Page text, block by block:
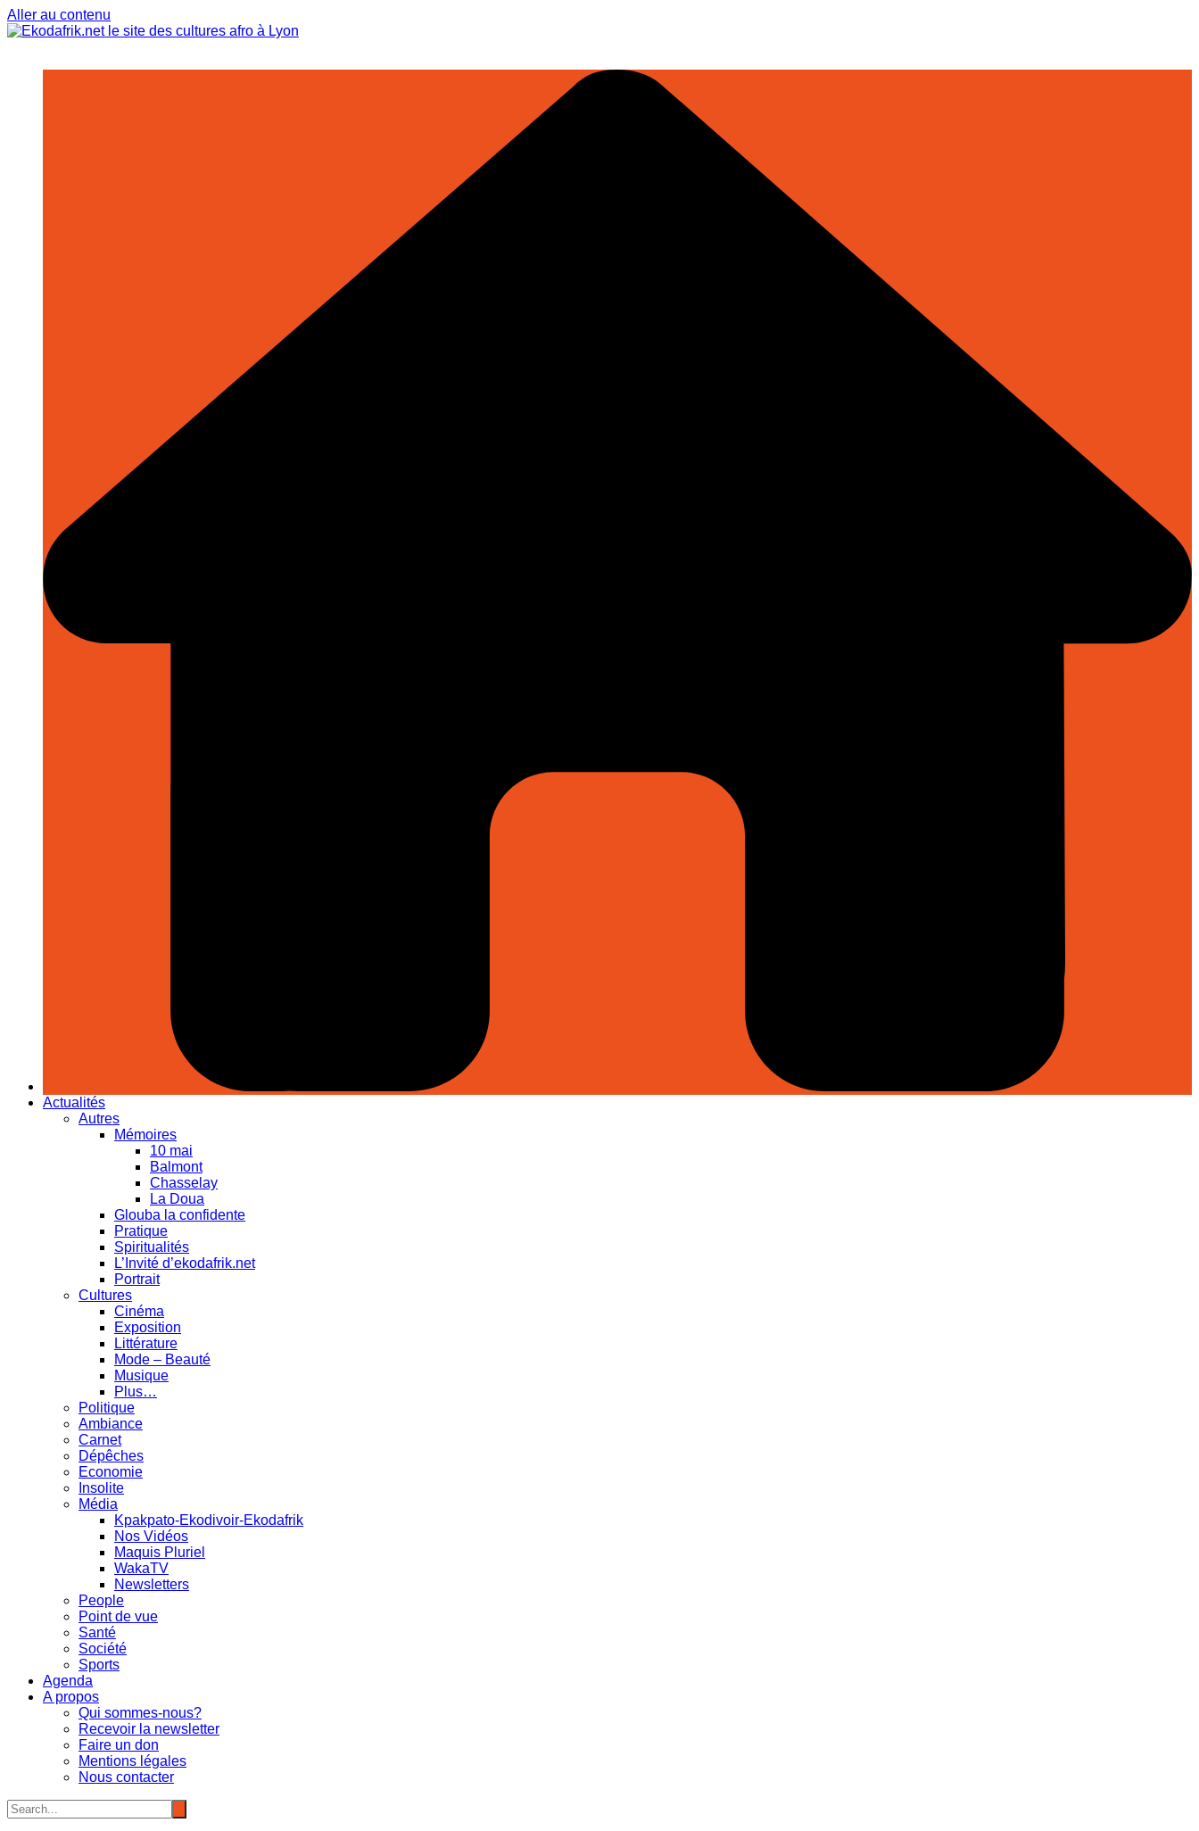
Aller au contenu
Actualités
Autres
Mémoires
10 mai
Balmont
Chasselay
La Doua
Glouba la confidente
Pratique
Spiritualités
L’Invité d’ekodafrik.net
Portrait
Cultures
Cinéma
Exposition
Littérature
Mode – Beauté
Musique
Plus…
Politique
Ambiance
Carnet
Dépêches
Economie
Insolite
Média
Kpakpato-Ekodivoir-Ekodafrik
Nos Vidéos
Maquis Pluriel
WakaTV
Newsletters
People
Point de vue
Santé
Société
Sports
Agenda
A propos
Qui sommes-nous?
Recevoir la newsletter
Faire un don
Mentions légales
Nous contacter